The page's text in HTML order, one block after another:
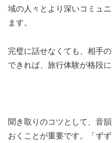
域の人々とより深いコミュ
ます。
完璧に話せなくても、相手
できれば、旅行体験が格段に
聞き取りのコツとして、音
おくことが重要です。「ず